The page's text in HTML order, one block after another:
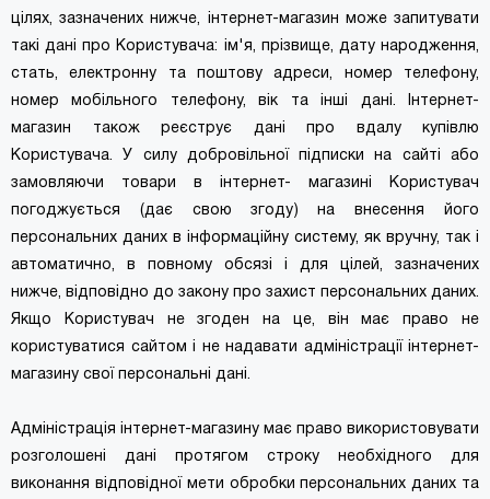
цілях, зазначених нижче, інтернет-магазин може запитувати
такі дані про Користувача: ім'я, прізвище, дату народження,
стать, електронну та поштову адреси, номер телефону,
номер мобільного телефону, вік та інші дані. Інтернет-
магазин також реєструє дані про вдалу купівлю
Користувача. У силу добровільної підписки на сайті або
замовляючи товари в інтернет- магазині Користувач
погоджується (дає свою згоду) на внесення його
персональних даних в інформаційну систему, як вручну, так і
автоматично, в повному обсязі і для цілей, зазначених
нижче, відповідно до закону про захист персональних даних.
Якщо Користувач не згоден на це, він має право не
користуватися сайтом і не надавати адміністрації інтернет-
магазину свої персональні дані.
Адміністрація інтернет-магазину має право використовувати
розголошені дані протягом строку необхідного для
виконання відповідної мети обробки персональних даних та